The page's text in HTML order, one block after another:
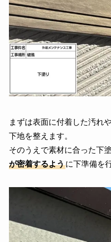
まずは表面に付着した汚れ
下地を整えます。
そのうえで素材に合った下
が密着するように下準備を